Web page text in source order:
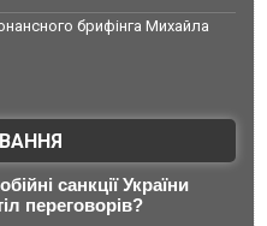
брифінга Михайла
санкції України
переговорів?